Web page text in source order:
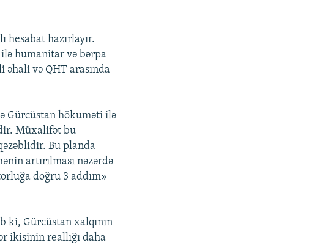
hesabat hazırlayır.
humanitar və bərpa
və QHT arasında
Gürcüstan hökuməti ilə
Müxalifət bu
Bu planda
artırılması nəzərdə
doğru 3 addım»
ki, Gürcüstan xalqının
ikisinin reallığı daha